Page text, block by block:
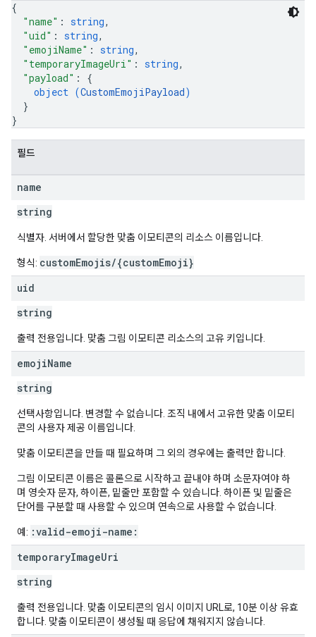
{
"name" : string,
"uid" : string,
"emojiName" : string,
"temporaryImageUri" : string,
"payload" : {
object (CustomEmojiPayload)
}
}
필드
name
string
식별자. 서버에서 할당한 맞춤 이모티콘의 리소스 이름입니다.
형식: customEmojis/{customEmoji}
uid
string
출력 전용입니다. 맞춤 그림 이모티콘 리소스의 고유 키입니다.
emojiName
string
선택사항입니다. 변경할 수 없습니다. 조직 내에서 고유한 맞춤 이모티
콘의 사용자 제공 이름입니다.
맞춤 이모티콘을 만들 때 필요하며 그 외의 경우에는 출력만 합니다.
그림 이모티콘 이름은 콜론으로 시작하고 끝내야 하며 소문자여야 하
며 영숫자 문자, 하이픈, 밑줄만 포함할 수 있습니다. 하이픈 및 밑줄은
단어를 구분할 때 사용할 수 있으며 연속으로 사용할 수 없습니다.
예: :valid-emoji-name:
temporaryImageUri
string
출력 전용입니다. 맞춤 이모티콘의 임시 이미지 URL로, 10분 이상 유효
합니다. 맞춤 이모티콘이 생성될 때 응답에 채워지지 않습니다.